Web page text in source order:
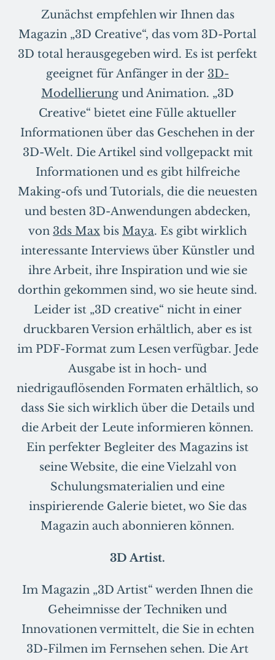
Zunächst empfehlen wir Ihnen das
Magazin „3D Creative“, das vom 3D-Portal
3D total herausgegeben wird. Es ist perfekt
geeignet für Anfänger in der 3D-
Modellierung und Animation. „3D
Creative“ bietet eine Fülle aktueller
Informationen über das Geschehen in der
3D-Welt. Die Artikel sind vollgepackt mit
Informationen und es gibt hilfreiche
Making-ofs und Tutorials, die die neuesten
und besten 3D-Anwendungen abdecken,
von 3ds Max bis Maya. Es gibt wirklich
interessante Interviews über Künstler und
ihre Arbeit, ihre Inspiration und wie sie
dorthin gekommen sind, wo sie heute sind.
Leider ist „3D creative“ nicht in einer
druckbaren Version erhältlich, aber es ist
im PDF-Format zum Lesen verfügbar. Jede
Ausgabe ist in hoch- und
niedrigauflösenden Formaten erhältlich, so
dass Sie sich wirklich über die Details und
die Arbeit der Leute informieren können.
Ein perfekter Begleiter des Magazins ist
seine Website, die eine Vielzahl von
Schulungsmaterialien und eine
inspirierende Galerie bietet, wo Sie das
Magazin auch abonnieren können.
3D Artist.
Im Magazin „3D Artist“ werden Ihnen die
Geheimnisse der Techniken und
Innovationen vermittelt, die Sie in echten
3D-Filmen im Fernsehen sehen. Die Art